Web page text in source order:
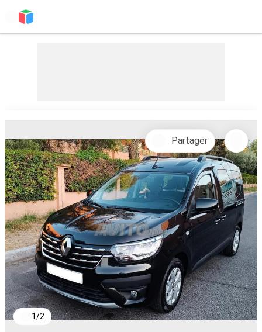
1/2
Partager